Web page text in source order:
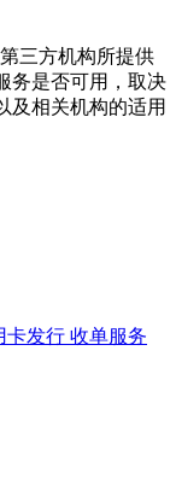
三方机构所提供
务是否可用，取决
及相关机构的适用
卡发行 收单服务